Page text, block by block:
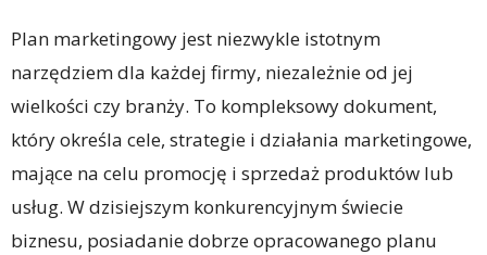
Plan marketingowy jest niezwykle istotnym
narzędziem dla każdej firmy, niezależnie od jej
wielkości czy branży. To kompleksowy dokument,
który określa cele, strategie i działania marketingowe,
mające na celu promocję i sprzedaż produktów lub
usług. W dzisiejszym konkurencyjnym świecie
biznesu, posiadanie dobrze opracowanego planu